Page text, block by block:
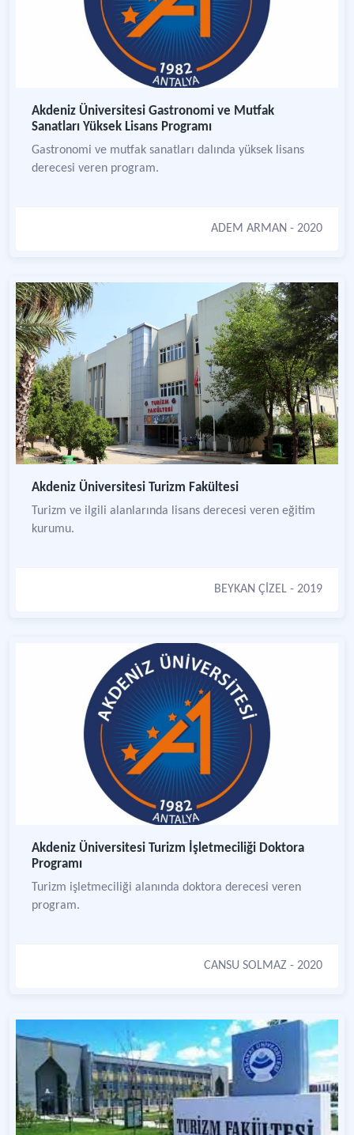
Akdeniz Üniversitesi Gastronomi ve Mutfak
Sanatları Yüksek Lisans Programı
Gastronomi ve mutfak sanatları dalında yüksek lisans
derecesi veren program.
ADEM ARMAN - 2020
Akdeniz Üniversitesi Turizm Fakültesi
Turizm ve ilgili alanlarında lisans derecesi veren eğitim
kurumu.
BEYKAN ÇİZEL - 2019
Akdeniz Üniversitesi Turizm İşletmeciliği Doktora
Programı
Turizm işletmeciliği alanında doktora derecesi veren
program.
CANSU SOLMAZ - 2020